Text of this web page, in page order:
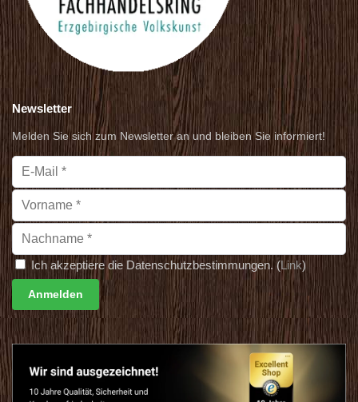
Newsletter
Melden Sie sich zum Newsletter an und bleiben Sie informiert!
Ich akzeptiere die Datenschutzbestimmungen. (Link)